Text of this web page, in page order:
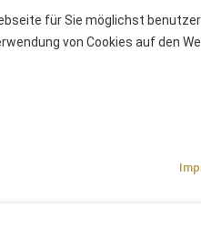
für Sie möglichst
von Cookies auf den